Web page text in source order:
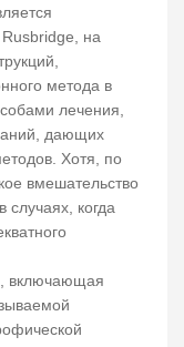
на
метода в
лечения,
дающих
Хотя, по
вмешательство
случаях, когда
включающая